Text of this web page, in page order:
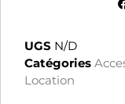
UGS N/D
Catégories
Location